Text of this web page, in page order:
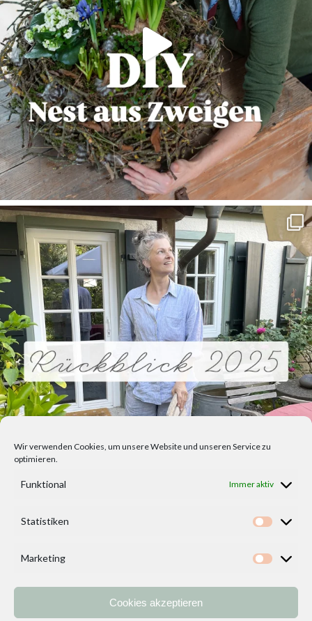
Wir verwenden Cookies, um unsere Website und unseren Service zu
optimieren.
Funktional Immer aktiv
Statistiken
Marketing
Cookies akzeptieren